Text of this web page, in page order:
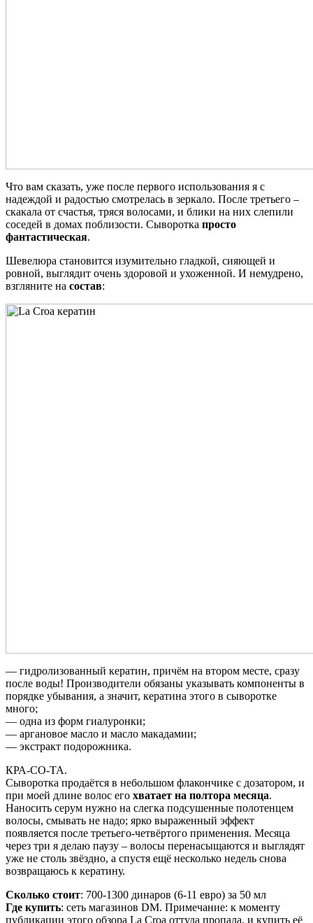
Что вам сказать, уже после первого использования я с
надеждой и радостью смотрелась в зеркало. После третьего –
скакала от счастья, тряся волосами, и блики на них слепили
соседей в домах поблизости. Сыворотка просто
фантастическая.
Шевелюра становится изумительно гладкой, сияющей и
ровной, выглядит очень здоровой и ухоженной. И немудрено,
взгляните на состав:
— гидролизованный кератин, причём на втором месте, сразу
после воды! Производители обязаны указывать компоненты в
порядке убывания, а значит, кератина этого в сыворотке
много;
— одна из форм гиалуронки;
— аргановое масло и масло макадамии;
— экстракт подорожника.
КРА-СО-ТА.
Сыворотка продаётся в небольшом флакончике с дозатором, и
при моей длине волос его хватает на полтора месяца.
Наносить серум нужно на слегка подсушенные полотенцем
волосы, смывать не надо; ярко выраженный эффект
появляется после третьего-четвёртого применения. Месяца
через три я делаю паузу – волосы перенасыщаются и выглядят
уже не столь звёздно, а спустя ещё несколько недель снова
возвращаюсь к кератину.
Сколько стоит: 700-1300 динаров (6-11 евро) за 50 мл
Где купить: сеть магазинов DM. Примечание: к моменту
публикации этого обзора La Croa оттуда пропала, и купить её